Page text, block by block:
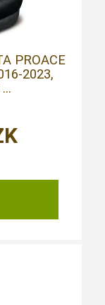
PROACE
2023,